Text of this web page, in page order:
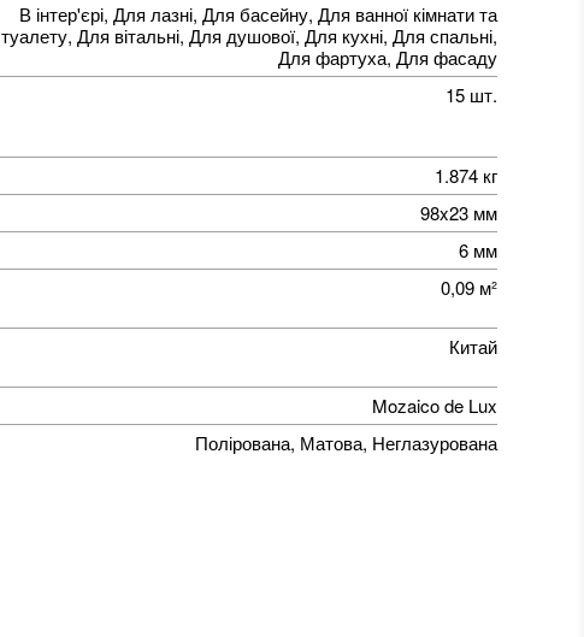
В інтер'єрі, Для лазні, Для басейну, Для ванної кімнати та
туалету, Для вітальні, Для душової, Для кухні, Для спальні,
Для фартуха, Для фасаду
15 шт.
1.874 кг
98x23 мм
6 мм
0,09 м²
Китай
Mozaico de Lux
Полірована, Матова, Неглазурована